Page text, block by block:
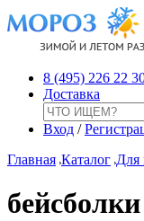
8 (495) 226 22
Доставка
Вход /
Главная Каталог Для
бейсболки